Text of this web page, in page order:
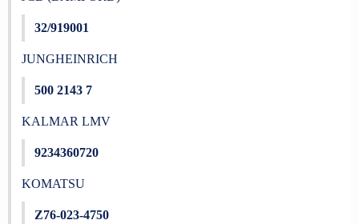
32/919001
JUNGHEINRICH
500 2143 7
KALMAR LMV
9234360720
KOMATSU
Z76-023-4750